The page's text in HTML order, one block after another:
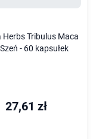
Herbs Tribulus Maca
- 60 kapsułek
27,61 zł